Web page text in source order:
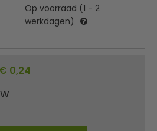
Op voorraad (1 - 2
werkdagen)
0,24